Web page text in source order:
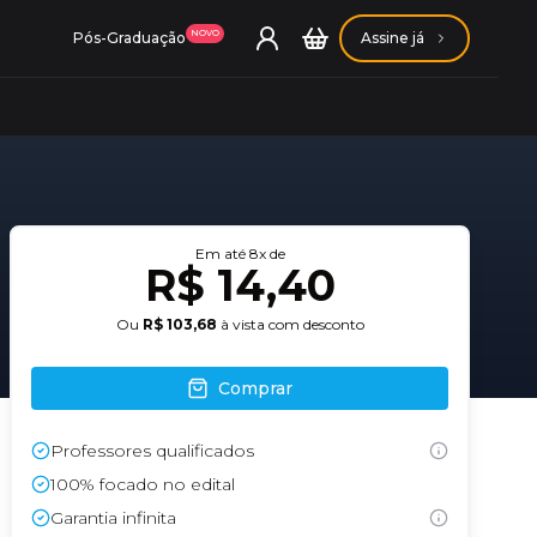
Pós-Graduação NOVO Assine já
Conheça nossas assinaturas
Conheça nossas assinaturas
Em até 8x de
R$ 14,40
Ou R$ 103,68 à vista com desconto
Comprar
Professores qualificados
100% focado no edital
Garantia infinita